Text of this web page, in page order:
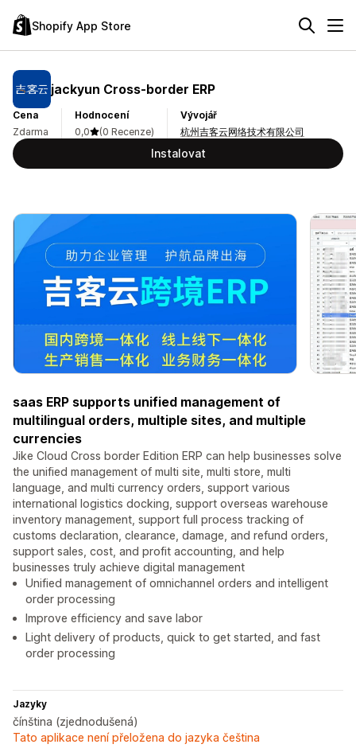
Shopify App Store
jackyun Cross‑border ERP
Cena
Zdarma
Hodnocení
0,0
(0 Recenze)
Vývojář
杭州吉客云网络技术有限公司
Instalovat
saas ERP supports unified management of
multilingual orders, multiple sites, and multiple
currencies
Jike Cloud Cross border Edition ERP can help businesses solve
the unified management of multi site, multi store, multi
language, and multi currency orders, support various
international logistics docking, support overseas warehouse
inventory management, support full process tracking of
customs declaration, clearance, damage, and refund orders,
support sales, cost, and profit accounting, and help
businesses truly achieve digital management
Unified management of omnichannel orders and intelligent
order processing
Improve efficiency and save labor
Light delivery of products, quick to get started, and fast
order processing
Jazyky
čínština (zjednodušená)
Tato aplikace není přeložena do jazyka čeština